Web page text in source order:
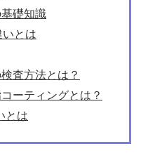
礎知識
とは
査方法とは？
ーティングとは？
とは